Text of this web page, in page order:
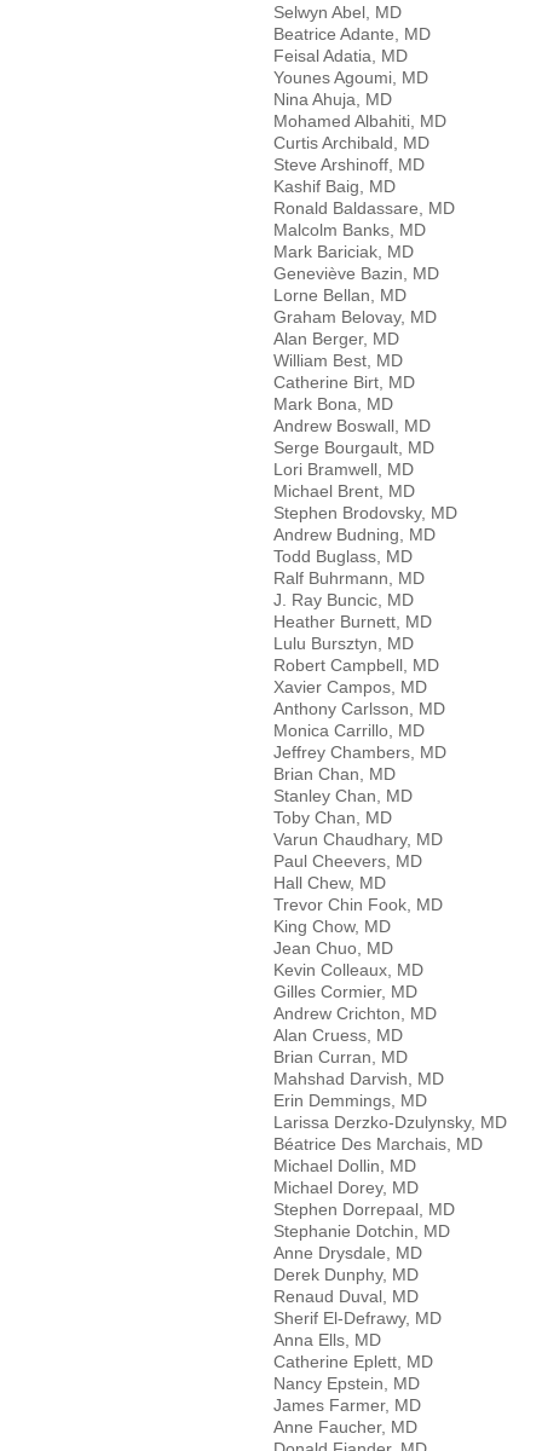
Selwyn Abel, MD
Beatrice Adante, MD
Feisal Adatia, MD
Younes Agoumi, MD
Nina Ahuja, MD
Mohamed Albahiti, MD
Curtis Archibald, MD
Steve Arshinoff, MD
Kashif Baig, MD
Ronald Baldassare, MD
Malcolm Banks, MD
Mark Bariciak, MD
Geneviève Bazin, MD
Lorne Bellan, MD
Graham Belovay, MD
Alan Berger, MD
William Best, MD
Catherine Birt, MD
Mark Bona, MD
Andrew Boswall, MD
Serge Bourgault, MD
Lori Bramwell, MD
Michael Brent, MD
Stephen Brodovsky, MD
Andrew Budning, MD
Todd Buglass, MD
Ralf Buhrmann, MD
J. Ray Buncic, MD
Heather Burnett, MD
Lulu Bursztyn, MD
Robert Campbell, MD
Xavier Campos, MD
Anthony Carlsson, MD
Monica Carrillo, MD
Jeffrey Chambers, MD
Brian Chan, MD
Stanley Chan, MD
Toby Chan, MD
Varun Chaudhary, MD
Paul Cheevers, MD
Hall Chew, MD
Trevor Chin Fook, MD
King Chow, MD
Jean Chuo, MD
Kevin Colleaux, MD
Gilles Cormier, MD
Andrew Crichton, MD
Alan Cruess, MD
Brian Curran, MD
Mahshad Darvish, MD
Erin Demmings, MD
Larissa Derzko-Dzulynsky, MD
Béatrice Des Marchais, MD
Michael Dollin, MD
Michael Dorey, MD
Stephen Dorrepaal, MD
Stephanie Dotchin, MD
Anne Drysdale, MD
Derek Dunphy, MD
Renaud Duval, MD
Sherif El-Defrawy, MD
Anna Ells, MD
Catherine Eplett, MD
Nancy Epstein, MD
James Farmer, MD
Anne Faucher, MD